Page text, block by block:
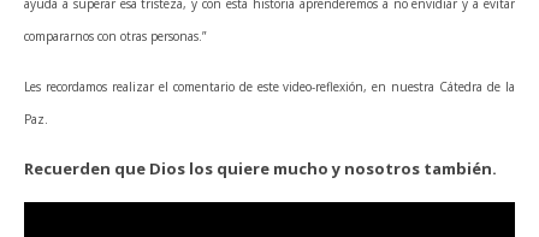
ayuda a superar esa tristeza, y con esta historia aprenderemos a no envidiar y a evitar
compararnos con otras personas.”
Les recordamos realizar el comentario de este video-reflexión, en nuestra Cátedra de la
Paz.
Recuerden que Dios los quiere mucho y nosotros también.